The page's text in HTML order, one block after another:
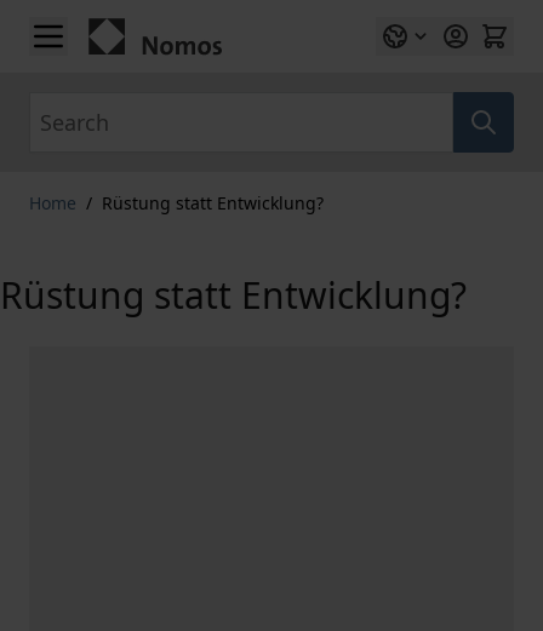
Skip to Content
Home / Rüstung statt Entwicklung?
Rüstung statt Entwicklung?